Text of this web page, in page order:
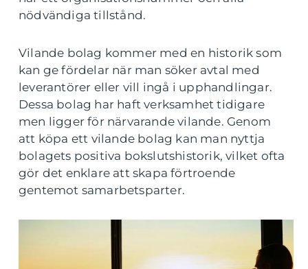
nödvändiga tillstånd.
Vilande bolag kommer med en historik som
kan ge fördelar när man söker avtal med
leverantörer eller vill ingå i upphandlingar.
Dessa bolag har haft verksamhet tidigare
men ligger för närvarande vilande. Genom
att köpa ett vilande bolag kan man nyttja
bolagets positiva bokslutshistorik, vilket ofta
gör det enklare att skapa förtroende
gentemot samarbetsparter.